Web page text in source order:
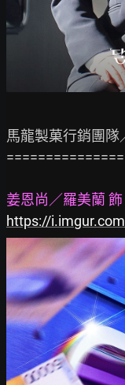
馬龍製菓行銷團
===============
姜恩尚／羅美蘭 飾
https://